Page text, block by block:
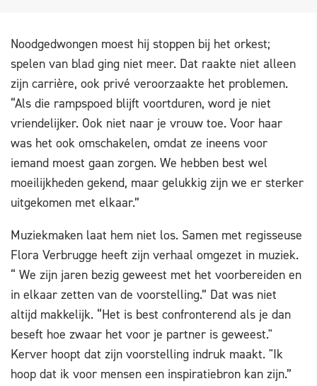
Noodgedwongen moest hij stoppen bij het orkest;
spelen van blad ging niet meer. Dat raakte niet alleen
zijn carrière, ook privé veroorzaakte het problemen.
“Als die rampspoed blijft voortduren, word je niet
vriendelijker. Ook niet naar je vrouw toe. Voor haar
was het ook omschakelen, omdat ze ineens voor
iemand moest gaan zorgen. We hebben best wel
moeilijkheden gekend, maar gelukkig zijn we er sterker
uitgekomen met elkaar.”
Muziekmaken laat hem niet los. Samen met regisseuse
Flora Verbrugge heeft zijn verhaal omgezet in muziek.
“ We zijn jaren bezig geweest met het voorbereiden en
in elkaar zetten van de voorstelling.” Dat was niet
altijd makkelijk. “Het is best confronterend als je dan
beseft hoe zwaar het voor je partner is geweest."
Kerver hoopt dat zijn voorstelling indruk maakt. "Ik
hoop dat ik voor mensen een inspiratiebron kan zijn.”